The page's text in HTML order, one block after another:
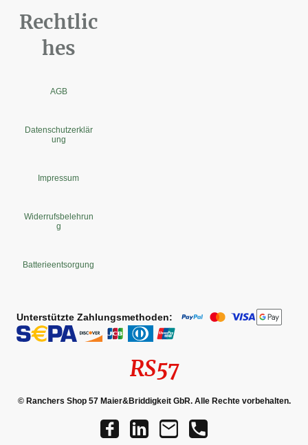
Rechtlic
hes
AGB
Datenschutzerklär
ung
Impressum
Widerrufsbelehrun
g
Batterieentsorgung
Unterstützte Zahlungsmethoden:
RS57
© Ranchers Shop 57 Maier&Briddigkeit GbR. Alle Rechte vorbehalten.